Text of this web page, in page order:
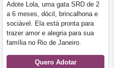
Adote Lola, uma gata SRD de 2
a 6 meses, dócil, brincalhona e
sociável. Ela está pronta para
trazer amor e alegria para sua
família no Rio de Janeiro.
Quero Adotar